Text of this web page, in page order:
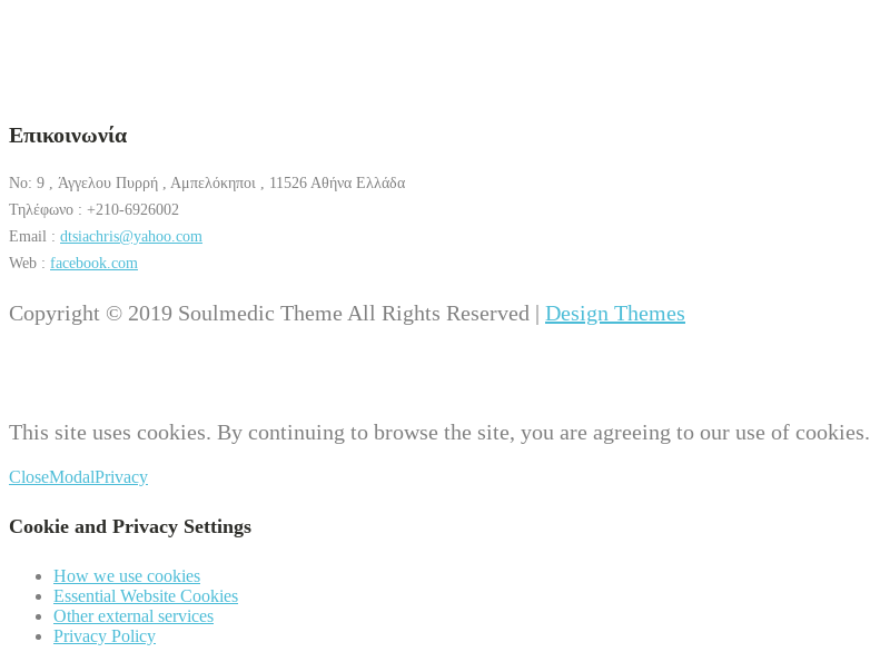
Επικοινωνία
No: 9 , Άγγελου Πυρρή , Αμπελόκηποι , 11526 Αθήνα Ελλάδα
Τηλέφωνο : +210-6926002
Email : dtsiachris@yahoo.com
Web : facebook.com
Copyright © 2019 Soulmedic Theme All Rights Reserved | Design Themes
This site uses cookies. By continuing to browse the site, you are agreeing to our use of cookies.
CloseModalPrivacy
Cookie and Privacy Settings
How we use cookies
Essential Website Cookies
Other external services
Privacy Policy